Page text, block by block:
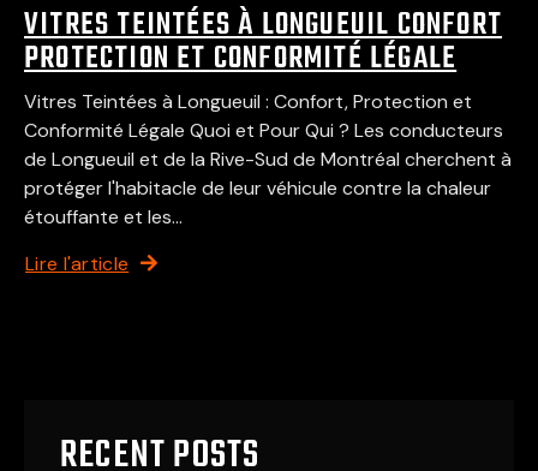
VITRES TEINTÉES À LONGUEUIL CONFORT
PROTECTION ET CONFORMITÉ LÉGALE
Vitres Teintées à Longueuil : Confort, Protection et
Conformité Légale Quoi et Pour Qui ? Les conducteurs
de Longueuil et de la Rive-Sud de Montréal cherchent à
protéger l'habitacle de leur véhicule contre la chaleur
étouffante et les...
Lire l'article
RECENT POSTS